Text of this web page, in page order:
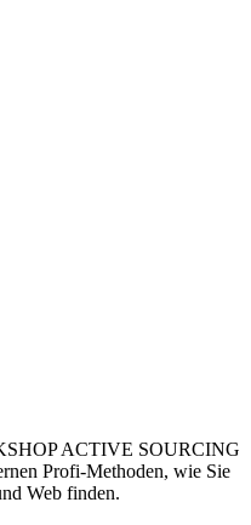
ACTIVE SOURCING
Profi-Methoden, wie Sie
Web finden.